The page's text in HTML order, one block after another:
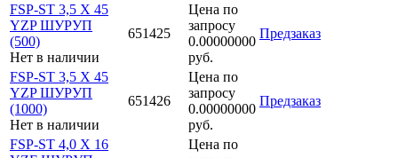
FSP-ST 3,5 X 45
YZP ШУРУП
(500)
Нет в наличии
651425
Цена по
запросу
0.00000000
руб.
Предзаказ
FSP-ST 3,5 X 45
YZP ШУРУП
(1000)
Нет в наличии
651426
Цена по
запросу
0.00000000
руб.
Предзаказ
FSP-ST 4,0 X 16
Цена по